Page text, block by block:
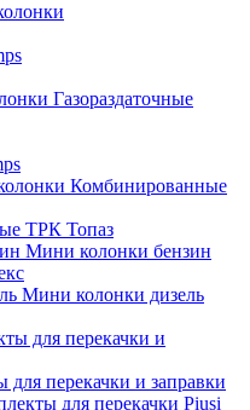
Газораздаточные
Комбинированные
ТРК Топаз
Мини колонки бензин
Мини колонки дизель
перекачки и заправки
для перекачки Piusi